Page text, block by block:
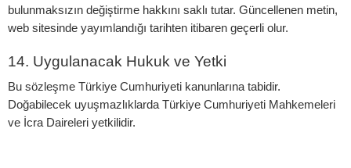
bulunmaksızın değiştirme hakkını saklı tutar. Güncellenen metin,
web sitesinde yayımlandığı tarihten itibaren geçerli olur.
14. Uygulanacak Hukuk ve Yetki
Bu sözleşme Türkiye Cumhuriyeti kanunlarına tabidir.
Doğabilecek uyuşmazlıklarda Türkiye Cumhuriyeti Mahkemeleri
ve İcra Daireleri yetkilidir.